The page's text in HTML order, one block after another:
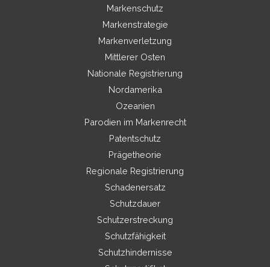
Markenschutz
Markenstrategie
Markenverletzung
Mittlerer Osten
Nationale Registrierung
Nordamerika
Ozeanien
Parodien im Markenrecht
Patentschutz
Prägetheorie
Regionale Registrierung
Schadenersatz
Schutzdauer
Schutzerstreckung
Schutzfähigkeit
Schutzhindernisse